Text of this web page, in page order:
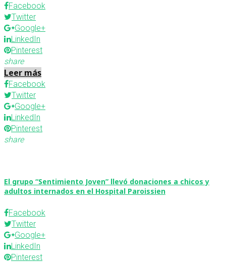
Facebook
Twitter
Google+
LinkedIn
Pinterest
share
Leer más
Facebook
Twitter
Google+
LinkedIn
Pinterest
share
El grupo “Sentimiento Joven” llevó donaciones a chicos y
adultos internados en el Hospital Paroissien
Facebook
Twitter
Google+
LinkedIn
Pinterest